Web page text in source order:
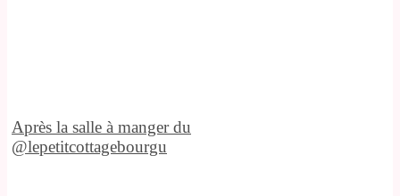
Après la salle à manger du
@lepetitcottagebourgu